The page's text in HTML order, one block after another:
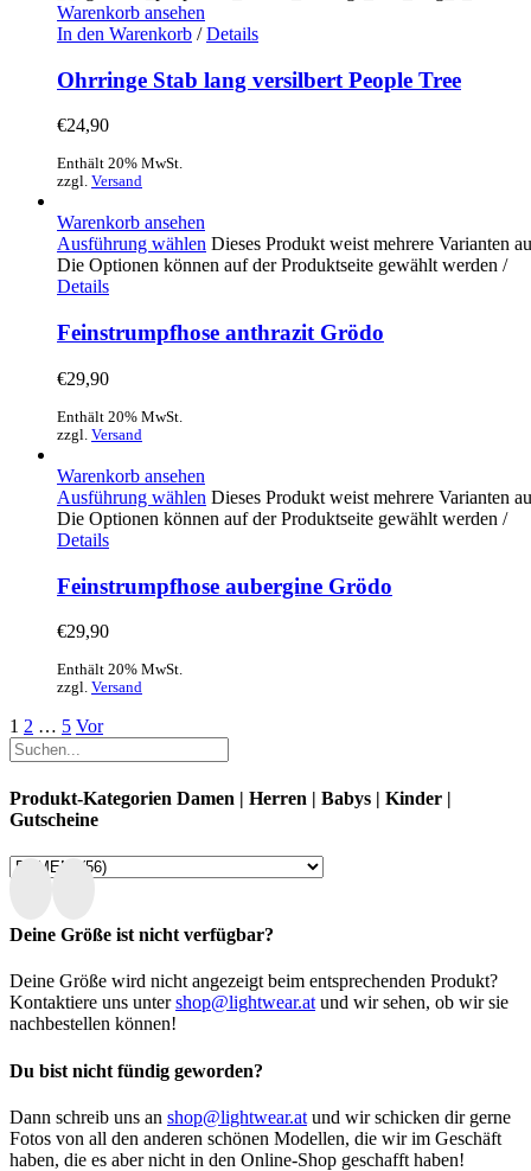
Warenkorb ansehen
In den Warenkorb / Details
Ohrringe Stab lang versilbert People Tree
€24,90
Enthält 20% MwSt.
zzgl. Versand
Warenkorb ansehen
Ausführung wählen Dieses Produkt weist mehrere Varianten
Die Optionen können auf der Produktseite gewählt werden /
Details
Feinstrumpfhose anthrazit Grödo
€29,90
Enthält 20% MwSt.
zzgl. Versand
Warenkorb ansehen
Ausführung wählen Dieses Produkt weist mehrere Varianten
Die Optionen können auf der Produktseite gewählt werden /
Details
Feinstrumpfhose aubergine Grödo
€29,90
Enthält 20% MwSt.
zzgl. Versand
1 2 … 5 Vor
Produkt-Kategorien Damen | Herren | Babys | Kinder |
Gutscheine
Deine Größe ist nicht verfügbar?
Deine Größe wird nicht angezeigt beim entsprechenden Produkt?
Kontaktiere uns untershop@lightwear.at und wir sehen, ob wir sie
nachbestellen können!
Du bist nicht fündig geworden?
Dann schreib uns an shop@lightwear.at und wir schicken dir gerne
Fotos von all den anderen schönen Modellen, die wir im Geschäft
haben, die es aber nicht in den Online-Shop geschafft haben!